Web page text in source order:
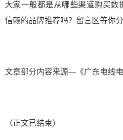
大家一般都是从哪些渠道购买数
信赖的品牌推荐吗？留言区等你分
文章部分内容来源—《广东电线
（正文已结束）